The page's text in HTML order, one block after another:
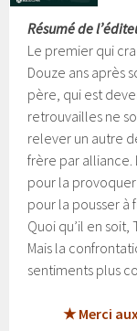
Résumé de
Le premier qui
Douze ans après
père, qui est
retrouvailles ne
relever un autre
frère par alliance.
pour la
pour la pousser à
Quoi qu’il en
Mais la
sentiments plus
★ Merci